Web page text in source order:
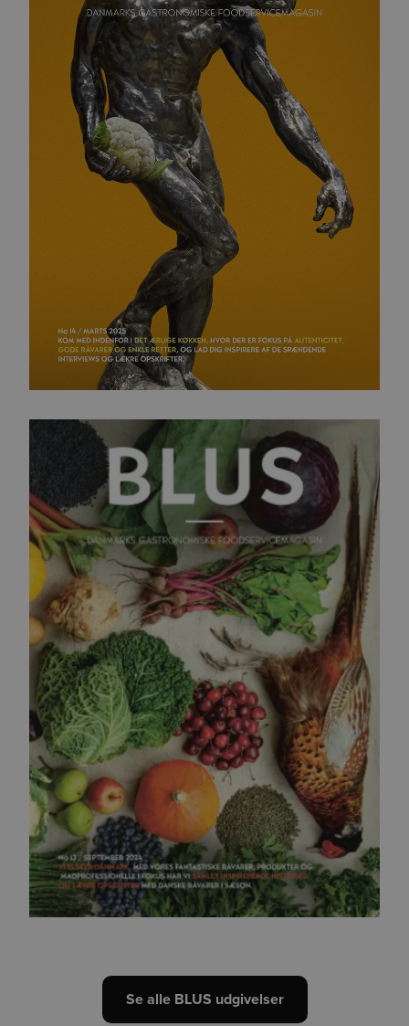
Se alle BLUS udgivelser